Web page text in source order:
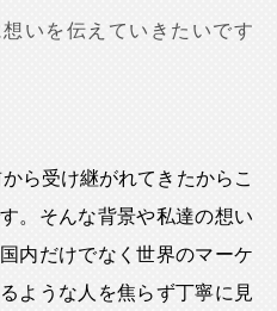
いを伝えていきたいです
ら受け継がれてきたからこ
。そんな背景や私達の想い
内だけでなく世界のマーケ
ような人を焦らず丁寧に見